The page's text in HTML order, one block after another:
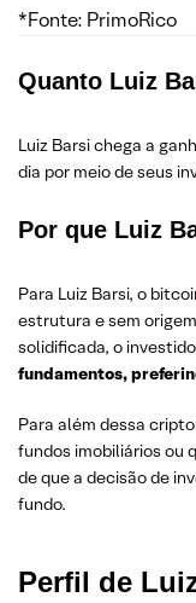
*Fonte: PrimoRico
Quanto Luiz
Luiz Barsi chega a
dia por meio de seus
Por que Luiz
Para Luiz Barsi, o
estrutura e sem
solidificada, o
fundamentos,
Para além dessa
fundos imobiliários ou
de que a decisão de
fundo.
Perfil de